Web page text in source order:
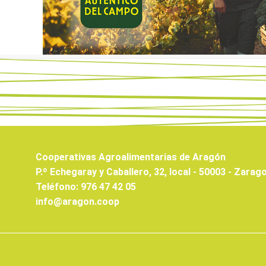
Cooperativas Agroalimentarias de Aragón
P.º Echegaray y Caballero, 32, local - 50003 -
Teléfono: 976 47 42 05
info@aragon.coop